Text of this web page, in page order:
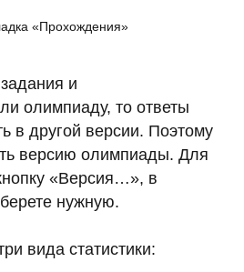
«Прохождения»
и
олимпиаду, то ответы
в другой версии. Поэтому
версию олимпиады. Для
«Версия…», в
нужную.
вида статистики: